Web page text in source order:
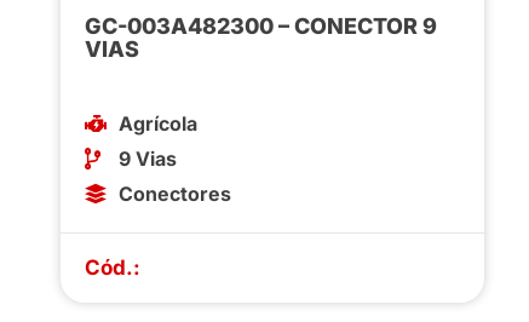
GC-003A482300 – CONECTOR 9
VIAS
Agrícola
9 Vias
Conectores
Cód.: